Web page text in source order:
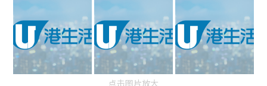
点击图片放大